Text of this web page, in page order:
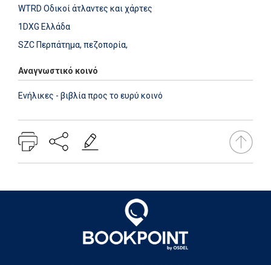
WTRD Οδικοί άτλαντες και χάρτες
1DXG Ελλάδα
SZC Περπάτημα, πεζοπορία,
Αναγνωστικό κοινό
Ενήλικες - βιβλία προς το ευρύ κοινό